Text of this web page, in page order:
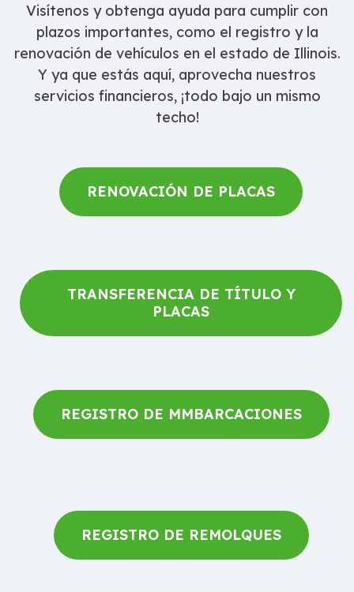
Visítenos y obtenga ayuda para cumplir con
plazos importantes, como el registro y la
renovación de vehículos en el estado de Illinois.
Y ya que estás aquí, aprovecha nuestros
servicios financieros, ¡todo bajo un mismo
techo!
RENOVACIÓN DE PLACAS
TRANSFERENCIA DE TÍTULO Y
PLACAS
REGISTRO DE MMBARCACIONES
REGISTRO DE REMOLQUES